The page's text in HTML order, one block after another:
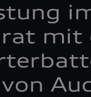
mit
von